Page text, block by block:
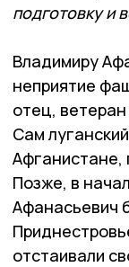
подготовку и
Владимиру
неприятие
отец,
Сам
Афганистане,
Позже, в
Афанасьевич
отстаивали